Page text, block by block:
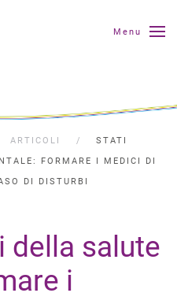
Menu
ARTICOLI
STATI
FORMARE I MEDICI DI
DI DISTURBI
della salute
i